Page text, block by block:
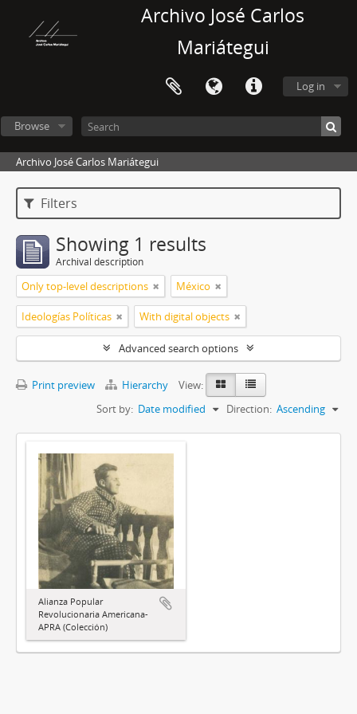
Archivo José Carlos
Mariátegui
Log in
Browse
Archivo José Carlos Mariátegui
Filters
Showing 1 results
Archival description
Only top-level descriptions México
Ideologías Políticas With digital objects
Advanced search options
Print preview Hierarchy
View:
Sort by: Date modified Direction: Ascending
Alianza Popular
Revolucionaria Americana-
APRA (Colección)